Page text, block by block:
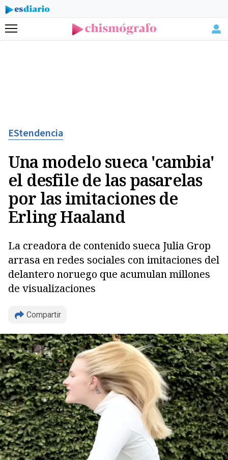
Menú
EStendencia
Una modelo sueca 'cambia'
el desfile de las pasarelas
por las imitaciones de
Erling Haaland
La creadora de contenido sueca Julia Grop
arrasa en redes sociales con imitaciones del
delantero noruego que acumulan millones
de visualizaciones
Compartir